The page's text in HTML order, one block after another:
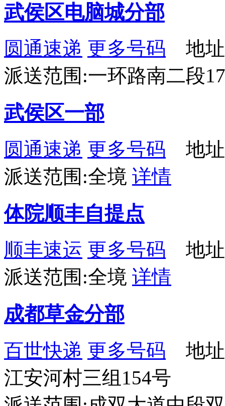
武侯区电脑城分部
圆通速递 更多号码 地址
派送范围:一环路南二段
武侯区一部
圆通速递 更多号码 地址
派送范围:全境 详情
体院顺丰自提点
顺丰速运 更多号码 地址
派送范围:全境 详情
成都草金分部
百世快递 更多号码 地址
江安河村三组154号